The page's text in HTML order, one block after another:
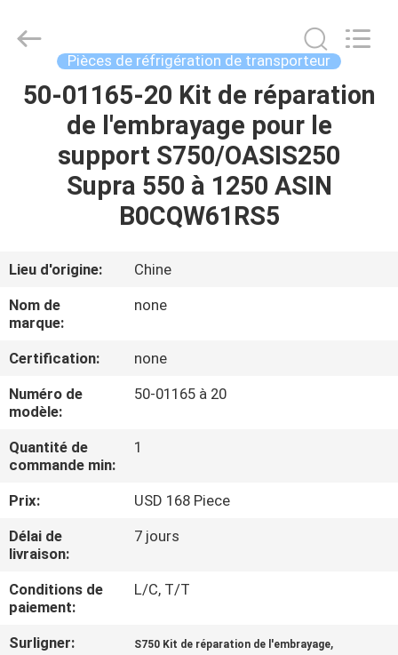
MAISON
À
PROPOS
DE
NOUS
VISITE
DE
L'USINE
CONTRÔLE
DE
LA
QUALITÉ
MOTORS
INDUSTRY
Rights
Reserved.
Pièces de réfrigération de transporteur
50-01165-20 Kit de réparation
de l'embrayage pour le
support S750/OASIS250
Supra 550 à 1250 ASIN
B0CQW61RS5
Lieu d'origine:
Chine
Nom de
marque:
none
Certification:
none
Numéro de
modèle:
50-01165 à 20
Quantité de
commande min:
1
Prix:
USD 168 Piece
Délai de
livraison:
7 jours
Conditions de
paiement:
L/C, T/T
Surligner: S750 Kit de réparation de l'embrayage,